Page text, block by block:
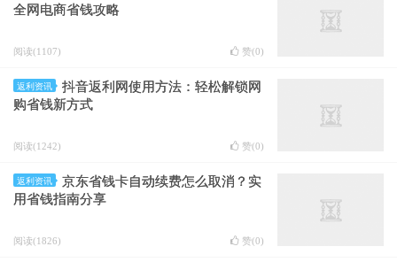
全网电商省钱攻略
阅读(1107) 赞(0)
返利资讯
抖音返利网使用方法：轻松解锁网
购省钱新方式
阅读(1242) 赞(0)
返利资讯
京东省钱卡自动续费怎么取消？实
用省钱指南分享
阅读(1826) 赞(0)